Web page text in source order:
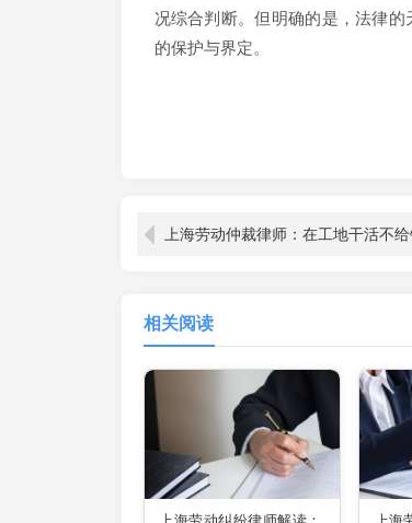
况综合判断。但明确的是，法律
的保护与界定。
相关阅读